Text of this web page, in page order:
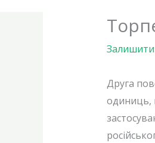
Друга
одиниць,